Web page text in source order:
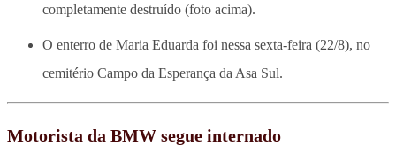
completamente destruído (foto acima).
O enterro de Maria Eduarda foi nessa sexta-feira (22/8), no
cemitério Campo da Esperança da Asa Sul.
Motorista da BMW segue internado